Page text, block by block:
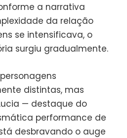
a narrativa
da relação
se intensificava, o
surgiu gradualmente.
distintas, mas
— destaque do
performance de
desbravando o auge